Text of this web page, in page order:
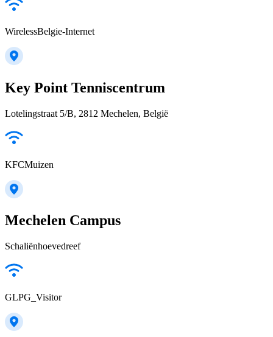
WirelessBelgie-Internet
Key Point Tenniscentrum
Lotelingstraat 5/B, 2812 Mechelen, België
KFCMuizen
Mechelen Campus
Schaliënhoevedreef
GLPG_Visitor